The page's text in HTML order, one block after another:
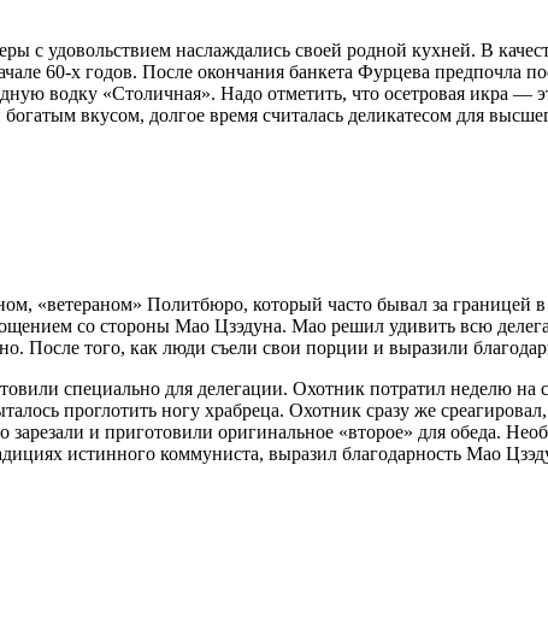
с удовольствием наслаждались своей родной кухней. В
60-х годов. После окончания банкета Фурцева предпочла
водку «Столичная». Надо отметить, что осетровая икра
вкусом, долгое время считалась деликатесом для
«ветераном» Политбюро, который часто бывал за границей
со стороны Мао Цзэдуна. Мао решил удивить всю
После того, как люди съели свои порции и выразили
специально для делегации. Охотник потратил неделю на
проглотить ногу храбреца. Охотник сразу же
и приготовили оригинальное «второе» для обеда.
истинного коммуниста, выразил благодарность Мао